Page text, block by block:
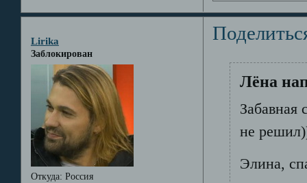
Lirika
Заблокирован
Откуда: Россия
Лёна
Забавная
не
Элина,